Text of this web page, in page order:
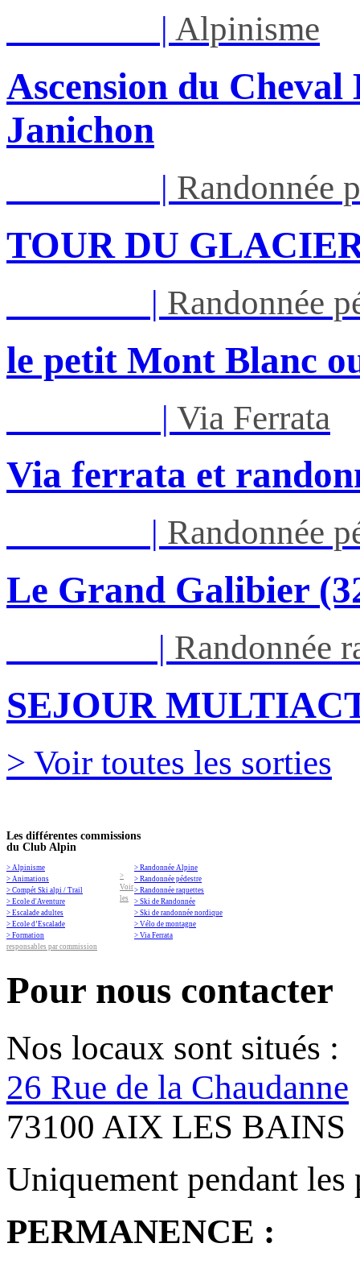
| Alpinisme
Ascension du
Janichon
| Randonnée
TOUR DU
| Randonnée
le petit Mont Blanc
| Via Ferrata
Via ferrata et
| Randonnée
Le Grand Galibier
| Randonnée
SEJOUR
> Voir toutes les sorties
Les différentes commissions
du Club Alpin
> Alpinisme
> Animations
> Compét Ski alpi / Trail
> Ecole d'Aventure
> Escalade adultes
> Ecole d’Escalade
> Formation
> Randonnée Alpine
> Randonnée pédestre
> Randonnée raquettes
> Ski de Randonnée
> Ski de randonnée nordique
> Vélo de montagne
> Via Ferrata
>
Voir
les
responsables par commission
Pour nous contacter
Nos locaux sont situés :
26 Rue de la Chaudanne
73100 AIX LES BAINS
Uniquement pendant les
PERMANENCE :